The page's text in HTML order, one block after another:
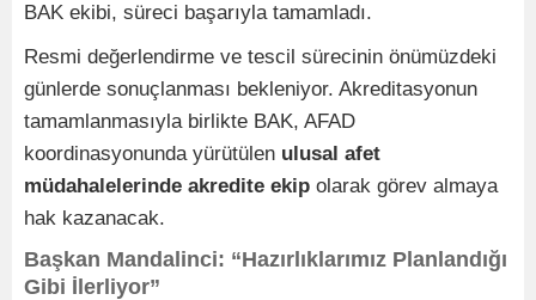
BAK ekibi, süreci başarıyla tamamladı.
Resmi değerlendirme ve tescil sürecinin önümüzdeki
günlerde sonuçlanması bekleniyor. Akreditasyonun
tamamlanmasıyla birlikte BAK, AFAD
koordinasyonunda yürütülen ulusal afet
müdahalelerinde akredite ekip olarak görev almaya
hak kazanacak.
Başkan Mandalinci: “Hazırlıklarımız Planlandığı
Gibi İlerliyor”